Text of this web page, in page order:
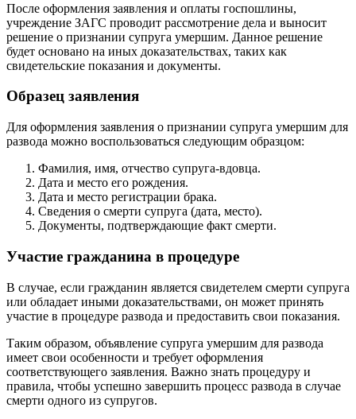
После оформления заявления и оплаты госпошлины,
учреждение ЗАГС проводит рассмотрение дела и выносит
решение о признании супруга умершим. Данное решение
будет основано на иных доказательствах, таких как
свидетельские показания и документы.
Образец заявления
Для оформления заявления о признании супруга умершим для
развода можно воспользоваться следующим образцом:
Фамилия, имя, отчество супруга-вдовца.
Дата и место его рождения.
Дата и место регистрации брака.
Сведения о смерти супруга (дата, место).
Документы, подтверждающие факт смерти.
Участие гражданина в процедуре
В случае, если гражданин является свидетелем смерти супруга
или обладает иными доказательствами, он может принять
участие в процедуре развода и предоставить свои показания.
Таким образом, объявление супруга умершим для развода
имеет свои особенности и требует оформления
соответствующего заявления. Важно знать процедуру и
правила, чтобы успешно завершить процесс развода в случае
смерти одного из супругов.